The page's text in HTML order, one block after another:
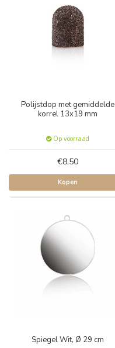
Polijstdop met gemiddelde
korrel 13x19 mm
Op voorraad
€8,50
Kopen
Spiegel Wit, Ø 29 cm